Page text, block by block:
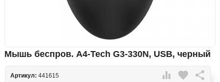
Мышь беспров. A4-Tech G3-330N, USB, черный
 favorite 
Артикул: 441615